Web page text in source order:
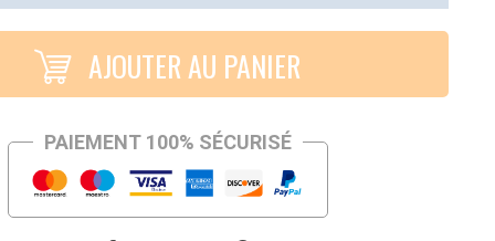
AJOUTER AU PANIER
PAIEMENT 100% SÉCURISÉ